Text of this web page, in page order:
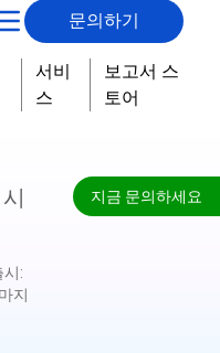
문의하기
서비
스
보고서 스
토어
지금 문의하세요
시:
마지